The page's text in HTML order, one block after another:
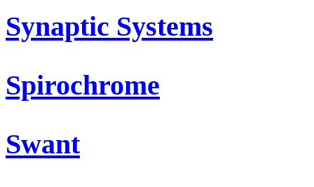
Synaptic Systems
Spirochrome
Swant